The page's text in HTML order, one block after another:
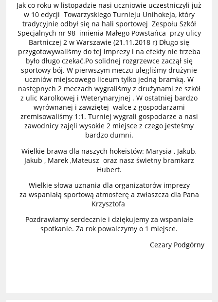
Jak co roku w listopadzie nasi uczniowie uczestniczyli już
w 10 edycji Towarzyskiego Turnieju Unihokeja, który
tradycyjnie odbył się na hali sportowej Zespołu Szkół
Specjalnych nr 98 imienia Małego Powstańca przy ulicy
Bartniczej 2 w Warszawie (21.11.2018 r) Długo się
przygotowywaliśmy do tej imprezy i na efekty nie trzeba
było długo czekać.Po solidnej rozgrzewce zaczął się
sportowy bój. W pierwszym meczu ulegliśmy drużynie
uczniów miejscowego liceum tylko jedną bramką. W
następnych 2 meczach wygraliśmy z drużynami ze szkół
z ulic Karolkowej i Weterynaryjnej . W ostatniej bardzo
wyrównanej i zawziętej walce z gospodarzami
zremisowaliśmy 1:1. Turniej wygrali gospodarze a nasi
zawodnicy zajęli wysokie 2 miejsce z czego jesteśmy
bardzo dumni.
Wielkie brawa dla naszych hokeistów: Marysia , Jakub,
Jakub , Marek ,Mateusz oraz nasz świetny bramkarz
Hubert.
Wielkie słowa uznania dla organizatorów imprezy
za wspaniałą sportową atmosferę a zwłaszcza dla Pana
Krzysztofa
Pozdrawiamy serdecznie i dziękujemy za wspaniałe
spotkanie. Za rok powalczymy o 1 miejsce.
Cezary Podgórny